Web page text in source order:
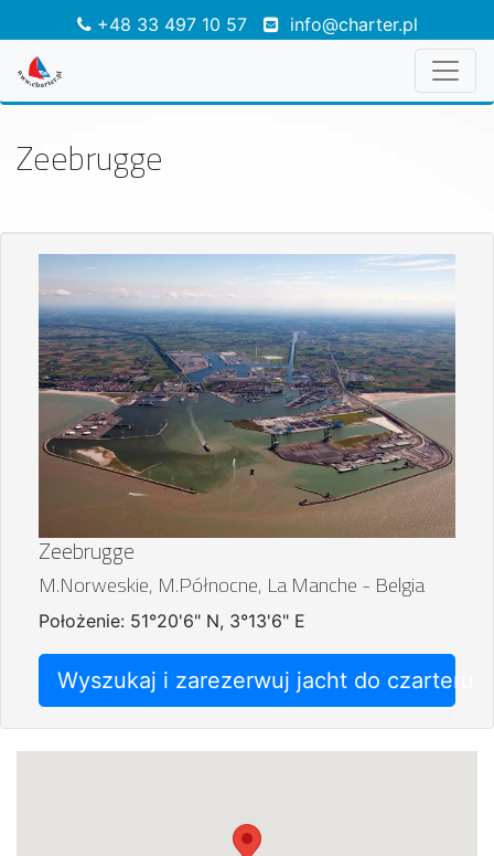
+48 33 497 10 57 info@charter.pl
Zeebrugge
Zeebrugge
M.Norweskie, M.Północne, La Manche - Belgia
Położenie: 51°20'6" N, 3°13'6" E
Wyszukaj i zarezerwuj jacht do czarteru